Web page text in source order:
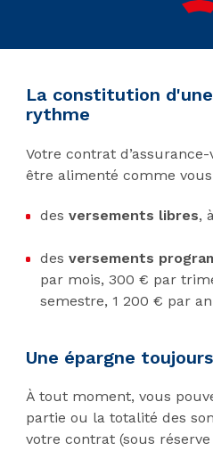
La constitution
rythme
Votre contrat
être alimenté comme
des versements libres,
des versements
par mois, 300 € par
semestre, 1 200 € par
Une épargne
À tout moment, vous
partie ou la totalité des
votre contrat (sous réserve